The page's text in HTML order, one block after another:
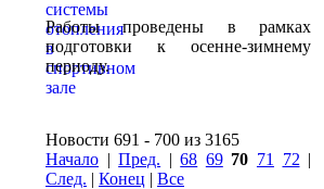
Работы проведены в рамках
подготовки к осенне-зимнему
периоду.
Новости 691 - 700 из 3165
Начало |Пред. |68 69 70 71 72 |
След. | Конец | Все